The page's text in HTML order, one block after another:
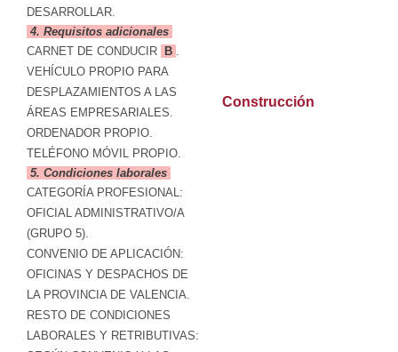
DESARROLLAR.
4. Requisitos adicionales
CARNET DE CONDUCIR
B .
VEHÍCULO PROPIO PARA
DESPLAZAMIENTOS A LAS
ÁREAS EMPRESARIALES.
ORDENADOR PROPIO.
TELÉFONO MÓVIL PROPIO.
5. Condiciones laborales
CATEGORÍA PROFESIONAL:
OFICIAL ADMINISTRATIVO/A
(GRUPO 5).
CONVENIO DE APLICACIÓN:
OFICINAS Y DESPACHOS DE
LA PROVINCIA DE VALENCIA.
RESTO DE CONDICIONES
LABORALES Y RETRIBUTIVAS:
Construcción